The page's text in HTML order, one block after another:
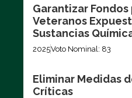
Garantizar Fondos
Veteranos
Sustancias
2025Voto Nominal: 83
Eliminar Medidas
Críticas